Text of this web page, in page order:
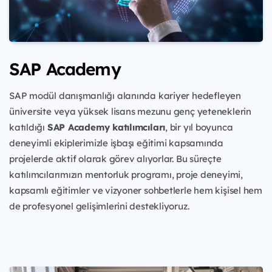
SAP Academy
SAP modül danışmanlığı alanında kariyer hedefleyen
üniversite veya yüksek lisans mezunu genç yeteneklerin
katıldığı SAP Academy katılımcıları, bir yıl boyunca
deneyimli ekiplerimizle işbaşı eğitimi kapsamında
projelerde aktif olarak görev alıyorlar. Bu süreçte
katılımcılarımızın mentorluk programı, proje deneyimi,
kapsamlı eğitimler ve vizyoner sohbetlerle hem kişisel hem
de profesyonel gelişimlerini destekliyoruz.